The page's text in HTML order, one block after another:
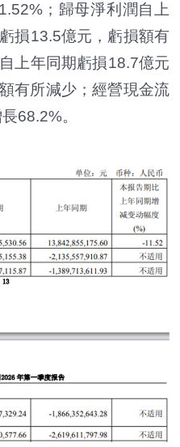
；歸母淨利潤自上
損13.5億元，虧損額有
上年同期虧損18.7億元
有所減少；經營現金流
68.2%。